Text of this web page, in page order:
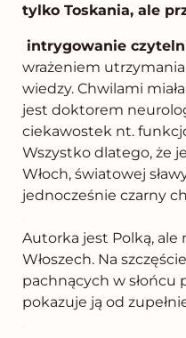
tylko Toskania, ale
intrygowanie
wrażeniem
wiedzy. Chwilami
jest doktorem
ciekawostek nt.
Wszystko dlatego, że
Włoch, światowej
jednocześnie czarny
.
Autorka jest Polką, ale
Włoszech. Na
pachnących w słońcu
pokazuje ją od
.